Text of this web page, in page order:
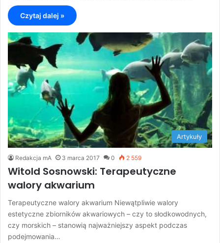
Czytaj dalej »
Artykuły
Redakcja mA 3 marca 2017 0 2 559
Witold Sosnowski: Terapeutyczne
walory akwarium
Terapeutyczne walory akwarium Niewątpliwie walory
estetyczne zbiorników akwariowych – czy to słodkowodnych,
czy morskich – stanowią najważniejszy aspekt podczas
podejmowania…